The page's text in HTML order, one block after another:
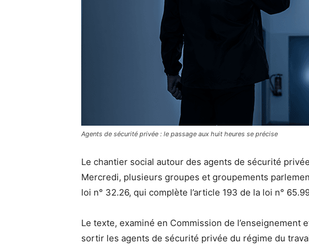
Agents de sécurité privée : le passage aux huit heures se précise
Le chantier social autour des agents de sécurité
Mercredi, plusieurs groupes et groupements
loi n° 32.26, qui complète l’article 193 de la loi n°
Le texte, examiné en Commission de
sortir les agents de sécurité privée du régime du